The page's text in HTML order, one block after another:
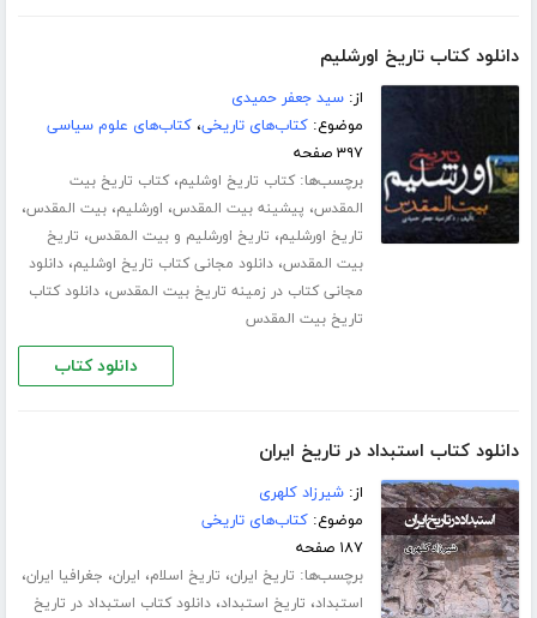
دانلود کتاب تاریخ اورشلیم
از:سید جعفر حمیدی
موضوع:کتاب‌های تاریخی،کتاب‌های علوم سیاسی
۳۹۷ صفحه
برچسب‌ها:کتاب تاریخ اوشلیم،کتاب تاریخ بیت
المقدس، پیشینه بیت المقدس، اورشلیم،بیت المقدس،
تاریخ اورشلیم، تاریخ اورشلیم و بیت المقدس، تاریخ
بیت المقدس،دانلود مجانی کتاب تاریخ اوشلیم،دانلود
مجانی کتاب در زمینه تاریخ بیت المقدس،دانلود کتاب
تاریخ بیت المقدس
دانلود کتاب
دانلود کتاب استبداد در تاریخ ایران
از:شیرزاد کلهری
موضوع:کتاب‌های تاریخی
۱۸۷ صفحه
برچسب‌ها: تاریخ ایران، تاریخ اسلام، ایران، جغرافیا ایران،
استبداد، تاریخ استبداد،دانلود کتاب استبداد در تاریخ